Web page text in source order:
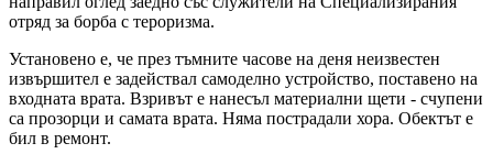
отряд за борба с тероризма.
Установено е, че през тъмните часове на деня неизвестен
извършител е задействал самоделно устройство, поставено на
входната врата. Взривът е нанесъл материални щети - счупени
са прозорци и самата врата. Няма пострадали хора. Обектът е
бил в ремонт.